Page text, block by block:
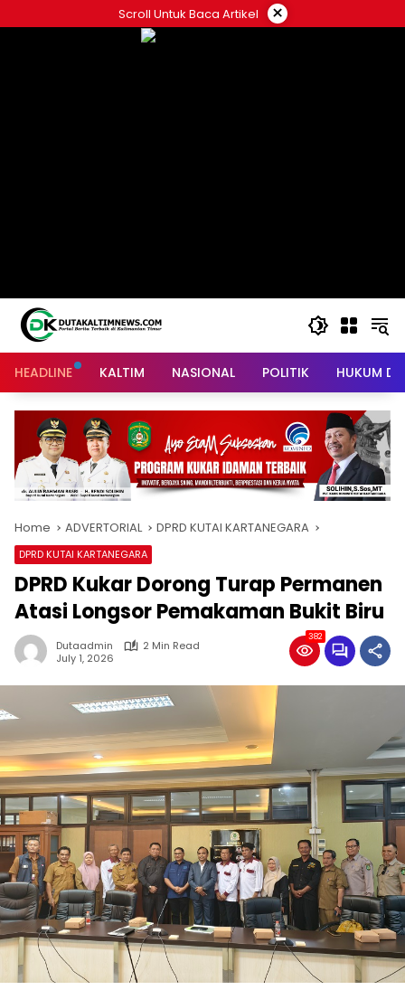
to
Scroll Untuk Baca Artikel ×
HEADLINE KALTIM NASIONAL POLITIK HUKUM
Home ADVERTORIAL DPRD KUTAI KARTANEGARA
DPRD KUTAI KARTANEGARA
DPRD Kukar Dorong Turap Permanen
Atasi Longsor Pemakaman Bukit Biru
Dutaadmin
2 Min Read
July 1, 2026
382